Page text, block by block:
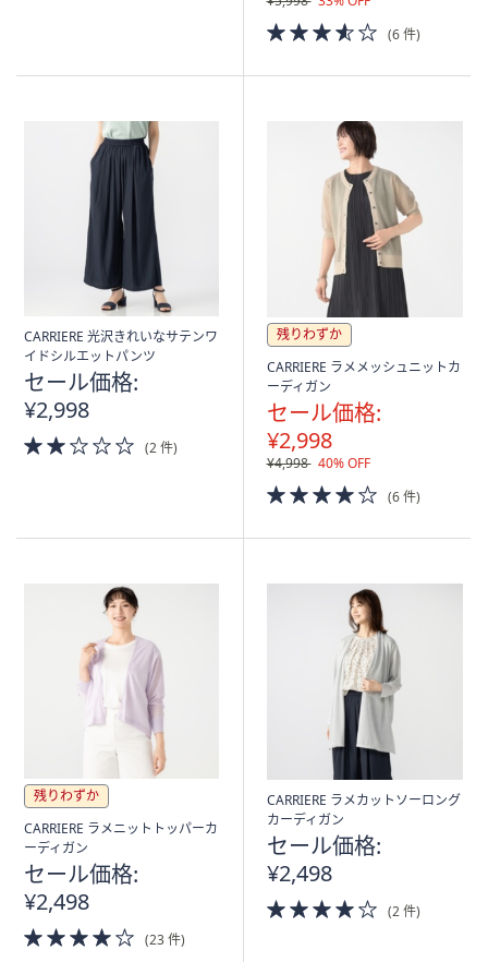
3.5
of
(6 件)
CARRIERE 光沢きれいなサテンワ
イドシルエットパンツ
セール価格:
¥2,998
2.0
of
(2 件)
残りわずか
CARRIERE ラメメッシュニットカ
ーディガン
セール価格:
¥2,998
¥4,998 40% OFF
4.0
of
(6 件)
残りわずか
CARRIERE ラメニットトッパーカ
ーディガン
セール価格:
¥2,498
4.0
of
(23 件)
CARRIERE ラメカットソーロング
カーディガン
セール価格:
¥2,498
4.0
of
(2 件)